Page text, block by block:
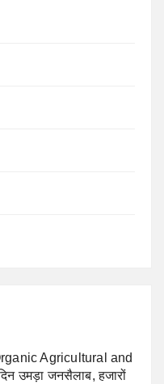
Agricultural and
उमड़ा जनसैलाब, हजारों